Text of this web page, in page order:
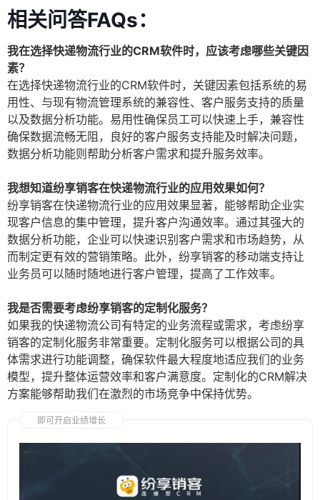
相关问答FAQs：
我在选择快递物流行业的CRM软件时，应该考虑哪些关键因
素？
在选择快递物流行业的CRM软件时，关键因素包括系统的易
用性、与现有物流管理系统的兼容性、客户服务支持的质量
以及数据分析功能。易用性确保员工可以快速上手，兼容性
确保数据流畅无阻，良好的客户服务支持能及时解决问题，
数据分析功能则帮助分析客户需求和提升服务效率。
我想知道纷享销客在快递物流行业的应用效果如何？
纷享销客在快递物流行业的应用效果显著，能够帮助企业实
现客户信息的集中管理，提升客户沟通效率。通过其强大的
数据分析功能，企业可以快速识别客户需求和市场趋势，从
而制定更有效的营销策略。此外，纷享销客的移动端支持让
业务员可以随时随地进行客户管理，提高了工作效率。
我是否需要考虑纷享销客的定制化服务？
如果我的快递物流公司有特定的业务流程或需求，考虑纷享
销客的定制化服务非常重要。定制化服务可以根据公司的具
体需求进行功能调整，确保软件最大程度地适应我们的业务
模型，提升整体运营效率和客户满意度。定制化的CRM解决
方案能够帮助我们在激烈的市场竞争中保持优势。
即可开启业绩增长